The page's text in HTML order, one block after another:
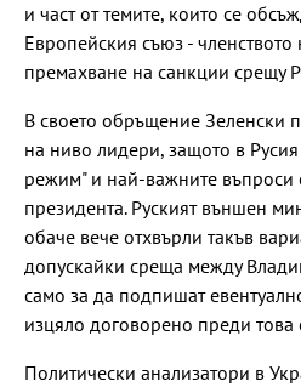
и част от темите, които се
Европейския съюз -
премахване на санкции срещу
В своето обръщение Зеленски
на ниво лидери, защото в
режим" и най-важните въпроси
президента. Руският външен
обаче вече отхвърли такъв
допускайки среща между
само за да подпишат
изцяло договорено преди това
Политически анализатори в